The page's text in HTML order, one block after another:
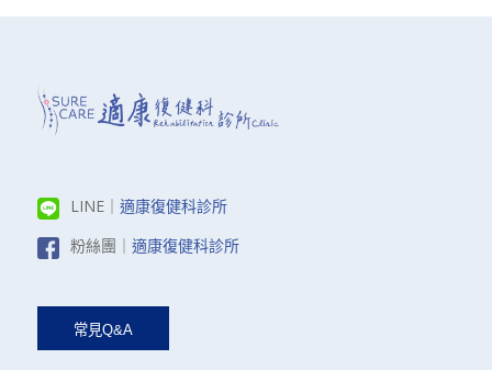
LINE｜ 適康復健科診所
粉絲團｜ 適康復健科診所